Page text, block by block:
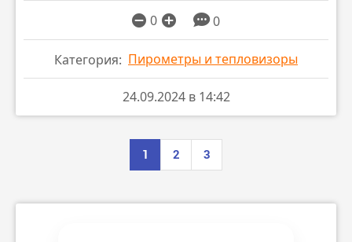
0 0
Категория: Пирометры и тепловизоры
24.09.2024 в 14:42
1 2 3